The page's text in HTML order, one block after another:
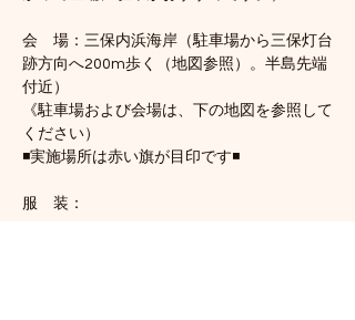
会　場：三保内浜海岸（駐車場から三保灯台
跡方向へ200m歩く（地図参照）。半島先端
付近）
《駐車場および会場は、下の地図を参照して
ください）
◾️実施場所は赤い旗が目印です◾️
服　装：